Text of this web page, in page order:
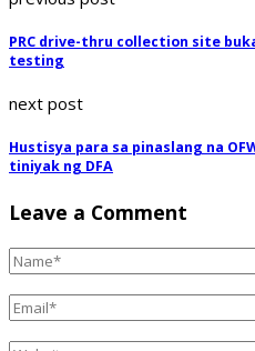
PRC drive-thru collection site
testing
next post
Hustisya para sa pinaslang na
tiniyak ng DFA
Leave a Comment